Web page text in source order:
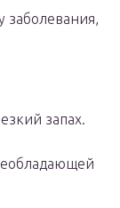
заболевания,
запах.